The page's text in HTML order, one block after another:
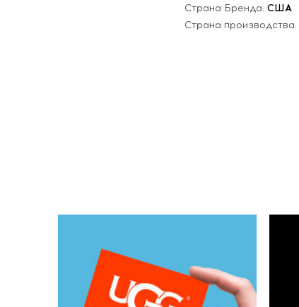
Страна Бренда: США
Страна производства: